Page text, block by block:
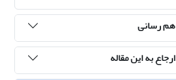
هم رسانی
ارجاع به این مقاله